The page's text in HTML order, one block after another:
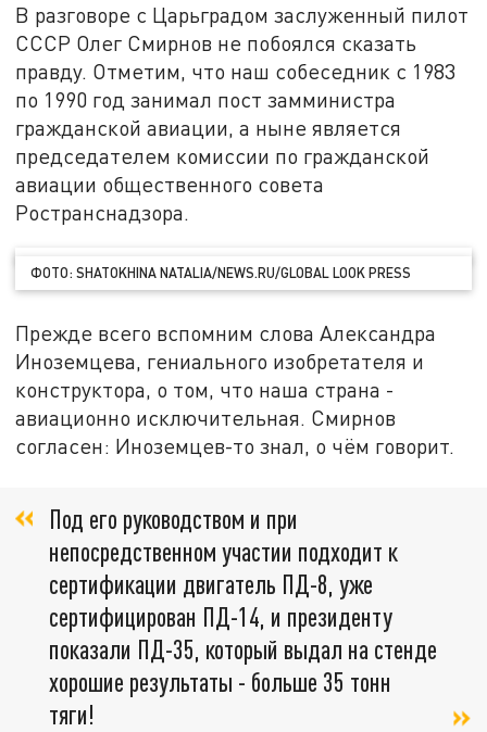
В разговоре с Царьградом заслуженный пилот
СССР Олег Смирнов не побоялся сказать
правду. Отметим, что наш собеседник с 1983
по 1990 год занимал пост замминистра
гражданской авиации, а ныне является
председателем комиссии по гражданской
авиации общественного совета
Ространснадзора.
ФОТО: SHATOKHINA NATALIA/NEWS.RU/GLOBAL LOOK PRESS
Прежде всего вспомним слова Александра
Иноземцева, гениального изобретателя и
конструктора, о том, что наша страна -
авиационно исключительная. Смирнов
согласен: Иноземцев-то знал, о чём говорит.
Под его руководством и при
непосредственном участии подходит к
сертификации двигатель ПД-8, уже
сертифицирован ПД-14, и президенту
показали ПД-35, который выдал на стенде
хорошие результаты - больше 35 тонн
тяги!